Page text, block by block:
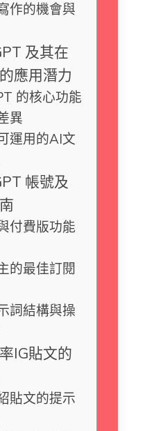
作的機會與
及其在
應用潛力
的核心功能
異
運用的AI文
帳號及
付費版功能
的最佳訂閱
詞結構與操
IG貼文的
貼文的提示